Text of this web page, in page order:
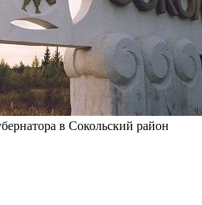
в Сокольский район